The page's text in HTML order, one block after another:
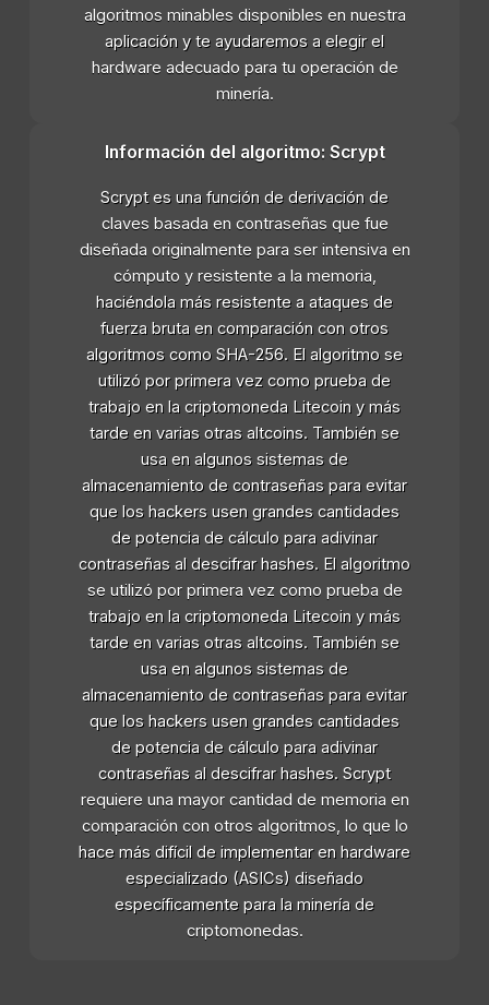
algoritmos minables disponibles en nuestra
aplicación y te ayudaremos a elegir el
hardware adecuado para tu operación de
minería.
Información del algoritmo: Scrypt
Scrypt es una función de derivación de
claves basada en contraseñas que fue
diseñada originalmente para ser intensiva en
cómputo y resistente a la memoria,
haciéndola más resistente a ataques de
fuerza bruta en comparación con otros
algoritmos como SHA-256. El algoritmo se
utilizó por primera vez como prueba de
trabajo en la criptomoneda Litecoin y más
tarde en varias otras altcoins. También se
usa en algunos sistemas de
almacenamiento de contraseñas para evitar
que los hackers usen grandes cantidades
de potencia de cálculo para adivinar
contraseñas al descifrar hashes. El algoritmo
se utilizó por primera vez como prueba de
trabajo en la criptomoneda Litecoin y más
tarde en varias otras altcoins. También se
usa en algunos sistemas de
almacenamiento de contraseñas para evitar
que los hackers usen grandes cantidades
de potencia de cálculo para adivinar
contraseñas al descifrar hashes. Scrypt
requiere una mayor cantidad de memoria en
comparación con otros algoritmos, lo que lo
hace más difícil de implementar en hardware
especializado (ASICs) diseñado
específicamente para la minería de
criptomonedas.